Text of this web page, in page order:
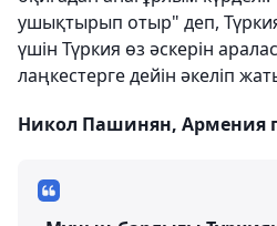
ушықтырып отыр" деп,
үшін Түркия өз әскерін
лаңкестерге дейін әкеліп
Никол Пашинян, Армения